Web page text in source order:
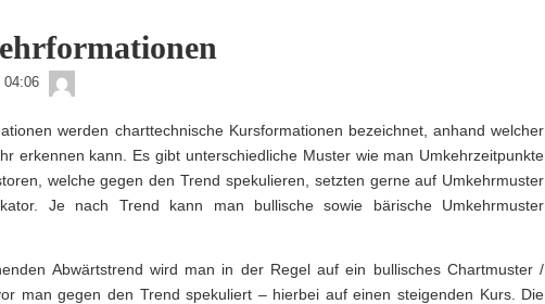
04:06
werden charttechnische Kursformationen bezeichnet, anhand welcher
erkennen kann. Es gibt unterschiedliche Muster wie man Umkehrzeitpunkte
welche gegen den Trend spekulieren, setzten gerne auf Umkehrmuster
Je nach Trend kann man bullische sowie bärische Umkehrmuster
Abwärtstrend wird man in der Regel auf ein bullisches Chartmuster /
man gegen den Trend spekuliert – hierbei auf einen steigenden Kurs. Die